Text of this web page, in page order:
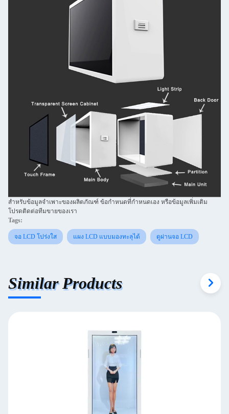
สำหรับข้อมูลจำเพาะของผลิตภัณฑ์ ข้อกำหนดที่กำหนดเอง หรือข้อมูลเพิ่มเติม
โปรดติดต่อทีมขายของเรา
Tags:
จอ LCD โปร่งใส แผง LCD แบบมองทะลุได้ ดูผ่านจอ LCD
Similar Products